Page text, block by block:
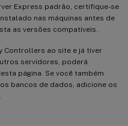
Express padrão, certifique-se
nas máquinas antes de
as versões compatíveis.
Controllers ao site e já tiver
servidores, poderá
página. Se você também
bancos de dados, adicione os